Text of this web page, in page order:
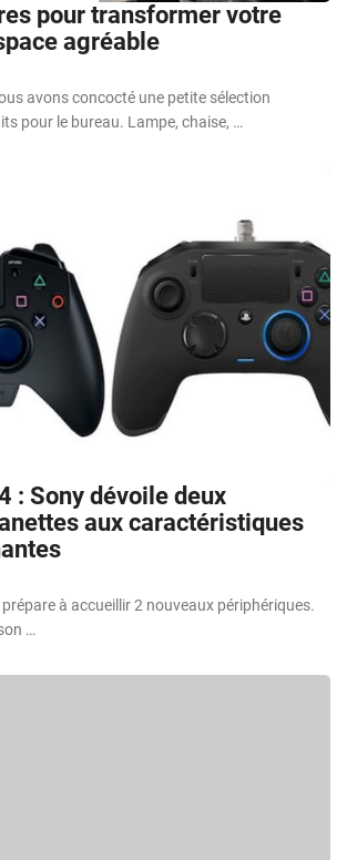
pour transformer votre
agréable
avons concocté une petite sélection
pour le bureau. Lampe, chaise, …
: Sony dévoile deux
aux caractéristiques
à accueillir 2 nouveaux périphériques.
…